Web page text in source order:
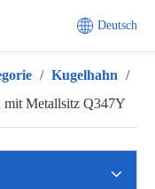
Deutsch
/ Kugelhahn /
mit Metallsitz Q347Y